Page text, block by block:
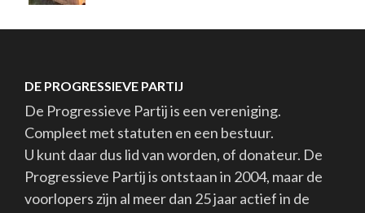
DE PROGRESSIEVE PARTIJ
De Progressieve Partij is een vereniging.
Compleet met statuten en een bestuur.
U kunt daar dus lid van worden, of donateur. De
Progressieve Partij is ontstaan in 2004, maar de
voorlopers zijn al meer dan 25 jaar actief in de